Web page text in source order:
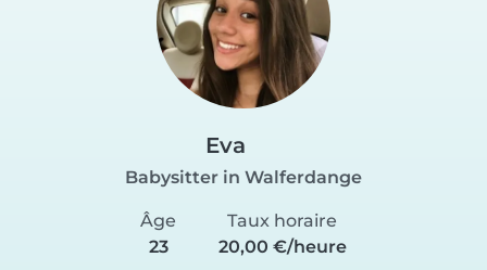
Eva
Babysitter in Walferdange
Âge
23
Taux horaire
20,00 €/heure